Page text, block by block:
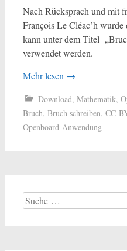
Nach Rücksprach und mit
François Le Cléac’h
kann unter dem Titel
verwendet werden.
Mehr lesen →
Download, Mathematik,
Bruch, Bruch schreiben, CC-
Openboard-Anwendung
Suche
nach: